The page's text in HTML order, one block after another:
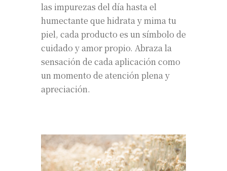
las impurezas del día hasta el
humectante que hidrata y mima tu
piel, cada producto es un símbolo de
cuidado y amor propio. Abraza la
sensación de cada aplicación como
un momento de atención plena y
apreciación.